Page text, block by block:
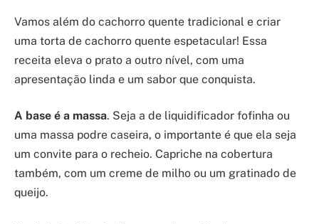
Vamos além do cachorro quente tradicional e criar
uma torta de cachorro quente espetacular! Essa
receita eleva o prato a outro nível, com uma
apresentação linda e um sabor que conquista.
A base é a massa. Seja a de liquidificador fofinha ou
uma massa podre caseira, o importante é que ela seja
um convite para o recheio. Capriche na cobertura
também, com um creme de milho ou um gratinado de
queijo.